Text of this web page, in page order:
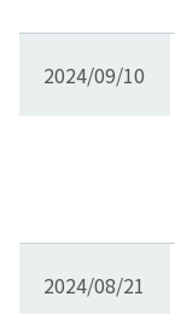
2024/09/10
2024/08/21